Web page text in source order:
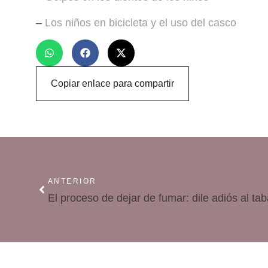
– Los niños en bicicleta y el uso del casco
Copiar enlace para compartir
ANTERIOR
El proceso de dejar de fumar: dile adiós al